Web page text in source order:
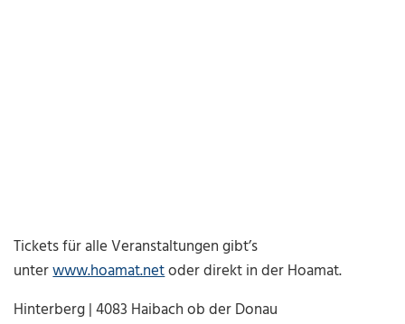
Tickets für alle Veranstaltungen gibt’s
unterwww.hoamat.netoder direkt in der Hoamat.
Hinterberg | 4083 Haibach ob der Donau